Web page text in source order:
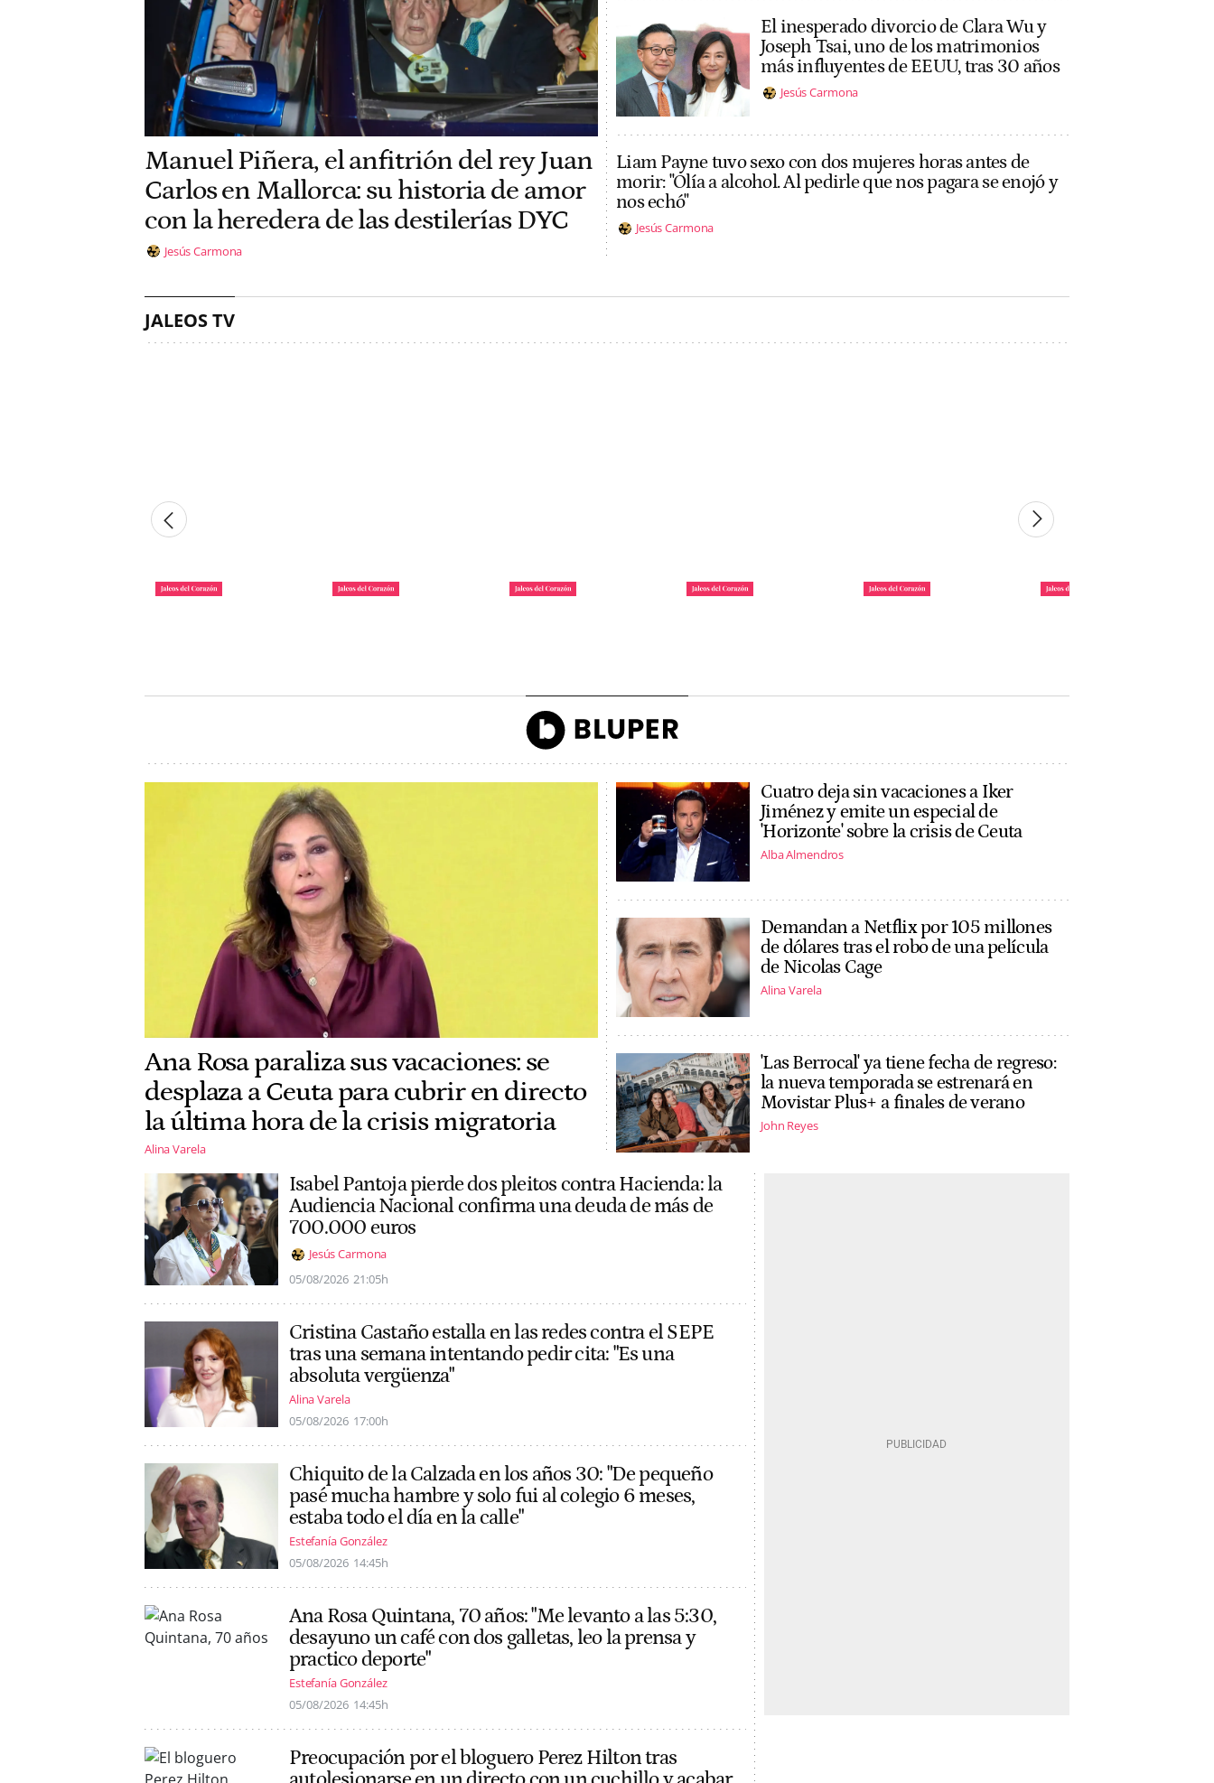
Manuel Piñera, el anfitrión del rey Juan
Carlos en Mallorca: su historia de amor
con la heredera de las destilerías DYC
Jesús Carmona
El inesperado divorcio de Clara Wu y
Joseph Tsai, uno de los matrimonios
más influyentes de EEUU, tras 30 años
Jesús Carmona
Liam Payne tuvo sexo con dos mujeres horas antes de
morir: "Olía a alcohol. Al pedirle que nos pagara se enojó y
nos echó"
Jesús Carmona
JALEOS TV
Ana Rosa paraliza sus vacaciones: se
desplaza a Ceuta para cubrir en directo
la última hora de la crisis migratoria
Alina Varela
Cuatro deja sin vacaciones a Iker
Jiménez y emite un especial de
'Horizonte' sobre la crisis de Ceuta
Alba Almendros
Demandan a Netflix por 105 millones
de dólares tras el robo de una película
de Nicolas Cage
Alina Varela
'Las Berrocal' ya tiene fecha de regreso:
la nueva temporada se estrenará en
Movistar Plus+ a finales de verano
John Reyes
Isabel Pantoja pierde dos pleitos contra Hacienda: la
Audiencia Nacional confirma una deuda de más de
700.000 euros
Jesús Carmona
05/08/2026 21:05h
Cristina Castaño estalla en las redes contra el SEPE
tras una semana intentando pedir cita: "Es una
absoluta vergüenza"
Alina Varela
05/08/2026 17:00h
Chiquito de la Calzada en los años 30: "De pequeño
pasé mucha hambre y solo fui al colegio 6 meses,
estaba todo el día en la calle"
Estefanía González
05/08/2026 14:45h
Ana Rosa Quintana, 70 años: "Me levanto a las 5:30,
desayuno un café con dos galletas, leo la prensa y
practico deporte"
Estefanía González
05/08/2026 14:45h
Preocupación por el bloguero Perez Hilton tras